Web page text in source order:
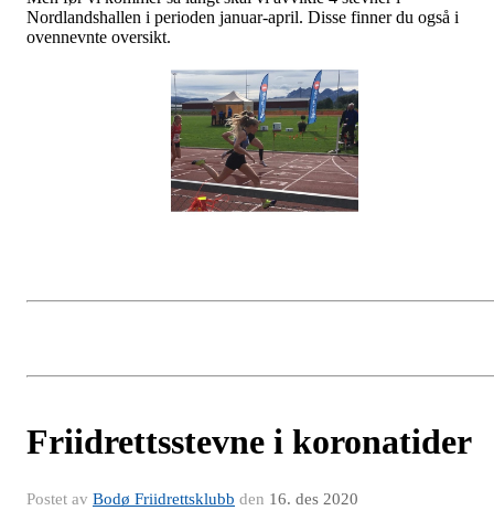
Nordlandshallen i perioden januar-april. Disse finner du også i
ovennevnte oversikt.
Friidrettsstevne i koronatider
Postet av Bodø Friidrettsklubb den 16. des 2020